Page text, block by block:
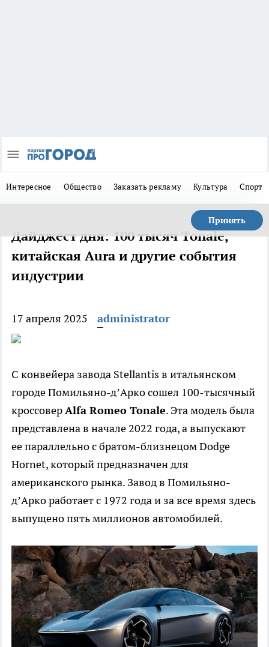
Интересное Общество Заказать рекламу Культура Спорт
Принять
Дайджест дня: 100 тысяч Tonale,
китайская Aura и другие события
индустрии
17 апреля 2025 administrator
С конвейера завода Stellantis в итальянском
городе Помильяно-д’Арко сошел 100-тысячный
кроссоверAlfa Romeo Tonale. Эта модель была
представлена в начале 2022 года, а выпускают
ее параллельно с братом-близнецом Dodge
Hornet, который предназначен для
американского рынка. Завод в Помильяно-
д’Арко работает с 1972 года и за все время здесь
выпущено пять миллионов автомобилей.